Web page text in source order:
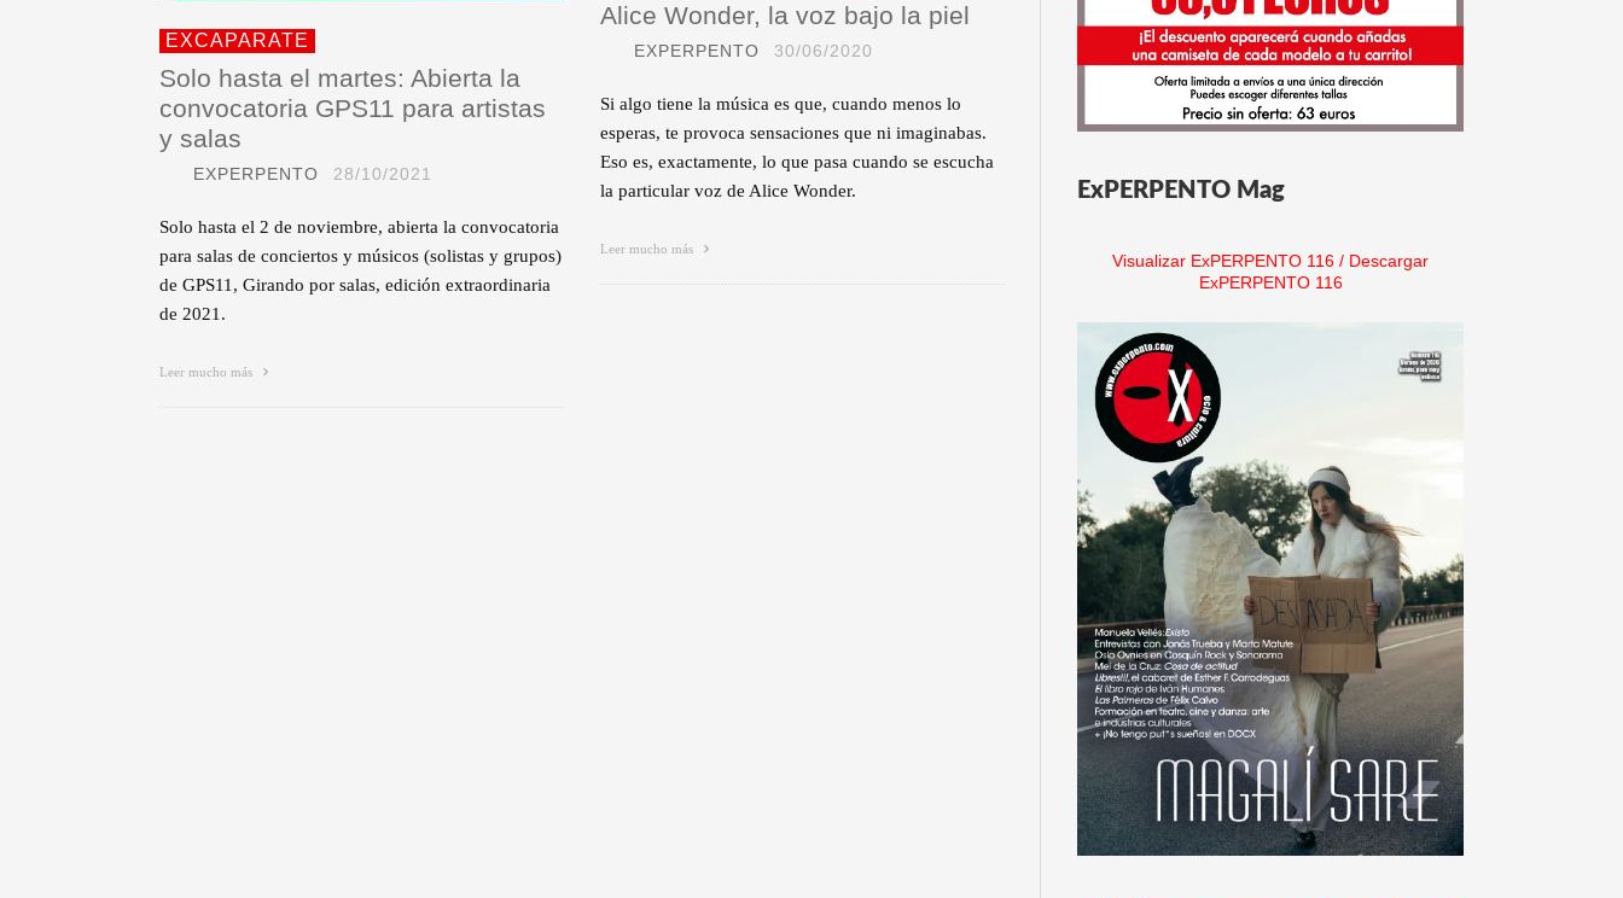
EXCAPARATE
Solo hasta el martes: Abierta la
convocatoria GPS11 para artistas
y salas
EXPERPENTO 28/10/2021
Solo hasta el 2 de noviembre, abierta la convocatoria
para salas de conciertos y músicos (solistas y grupos)
de GPS11, Girando por salas, edición extraordinaria
de 2021.
Leer mucho más
Alice Wonder, la voz bajo la piel
EXPERPENTO 30/06/2020
Si algo tiene la música es que, cuando menos lo
esperas, te provoca sensaciones que ni imaginabas.
Eso es, exactamente, lo que pasa cuando se escucha
la particular voz de Alice Wonder.
Leer mucho más
ExPERPENTO Mag
Visualizar ExPERPENTO 116 / Descargar
ExPERPENTO 116